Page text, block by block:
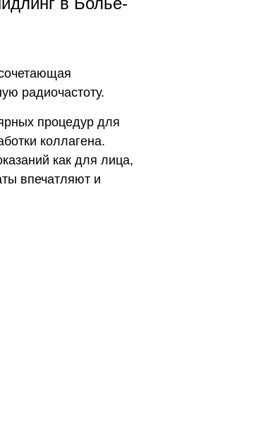
радиочастоту.
процедур для
коллагена.
как для лица,
впечатляют и